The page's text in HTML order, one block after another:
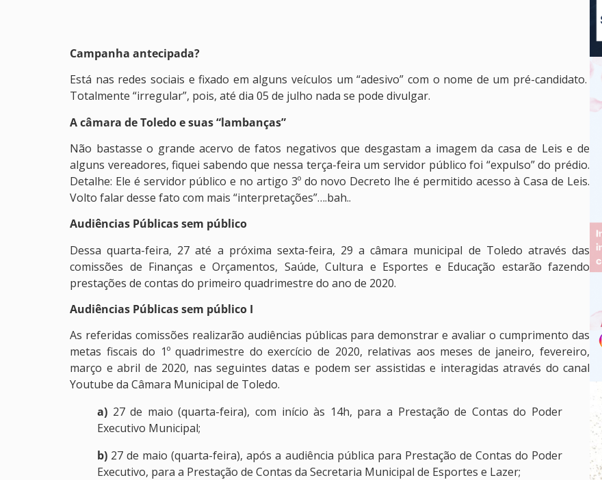
Campanha antecipada?
Está nas redes sociais e fixado em alguns veículos um “adesivo” com o nome de um pré-candidato.
Totalmente “irregular”, pois, até dia 05 de julho nada se pode divulgar.
A câmara de Toledo e suas “lambanças”
Não bastasse o grande acervo de fatos negativos que desgastam a imagem da casa de Leis e de
alguns vereadores, fiquei sabendo que nessa terça-feira um servidor público foi “expulso” do prédio.
Detalhe: Ele é servidor público e no artigo 3º do novo Decreto lhe é permitido acesso à Casa de Leis.
Volto falar desse fato com mais “interpretações”….bah..
Audiências Públicas sem público
Dessa quarta-feira, 27 até a próxima sexta-feira, 29 a câmara municipal de Toledo através das
comissões de Finanças e Orçamentos, Saúde, Cultura e Esportes e Educação estarão fazendo
prestações de contas do primeiro quadrimestre do ano de 2020.
Audiências Públicas sem público I
As referidas comissões realizarão audiências públicas para demonstrar e avaliar o cumprimento das
metas fiscais do 1º quadrimestre do exercício de 2020, relativas aos meses de janeiro, fevereiro,
março e abril de 2020, nas seguintes datas e podem ser assistidas e interagidas através do canal
Youtube da Câmara Municipal de Toledo.
a) 27 de maio (quarta-feira), com início às 14h, para a Prestação de Contas do Poder
Executivo Municipal;
b) 27 de maio (quarta-feira), após a audiência pública para Prestação de Contas do Poder
Executivo, para a Prestação de Contas da Secretaria Municipal de Esportes e Lazer;